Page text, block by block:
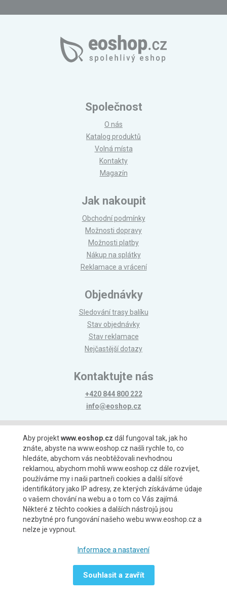
Společnost
O nás
Katalog produktů
Volná místa
Kontakty
Magazín
Jak nakoupit
Obchodní podmínky
Možnosti dopravy
Možnosti platby
Nákup na splátky
Reklamace a vrácení
Objednávky
Sledování trasy balíku
Stav objednávky
Stav reklamace
Nejčastější dotazy
Kontaktujte nás
+420 844 800 222
info@eoshop.cz
Možnosti platby
Možnosti dopravy
Aby projektwww.eoshop.cz dál fungoval tak, jak ho
znáte, abyste na www.eoshop.cz našli rychle to, co
hledáte, abychom vás neobtěžovali nevhodnou
reklamou, abychom mohli www.eoshop.cz dále rozvíjet,
používáme my i naši partneři cookies a další síťové
identifikátory jako IP adresy, ze kterých získáváme údaje
o vašem chování na webu a o tom co Vás zajímá.
Některé z těchto cookies a dalších nástrojů jsou
nezbytné pro fungování našeho webu www.eoshop.cz a
nelze je vypnout.
Informace a nastavení
Souhlasit a zavřít